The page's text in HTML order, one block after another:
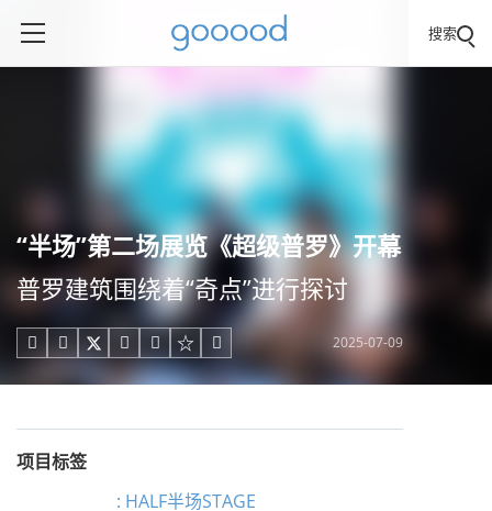
搜索
“半场”第二场展览《超级普罗》开幕
普罗建筑围绕着“奇点”进行探讨
     2025-07-09
项目标签
: HALF半场STAGE